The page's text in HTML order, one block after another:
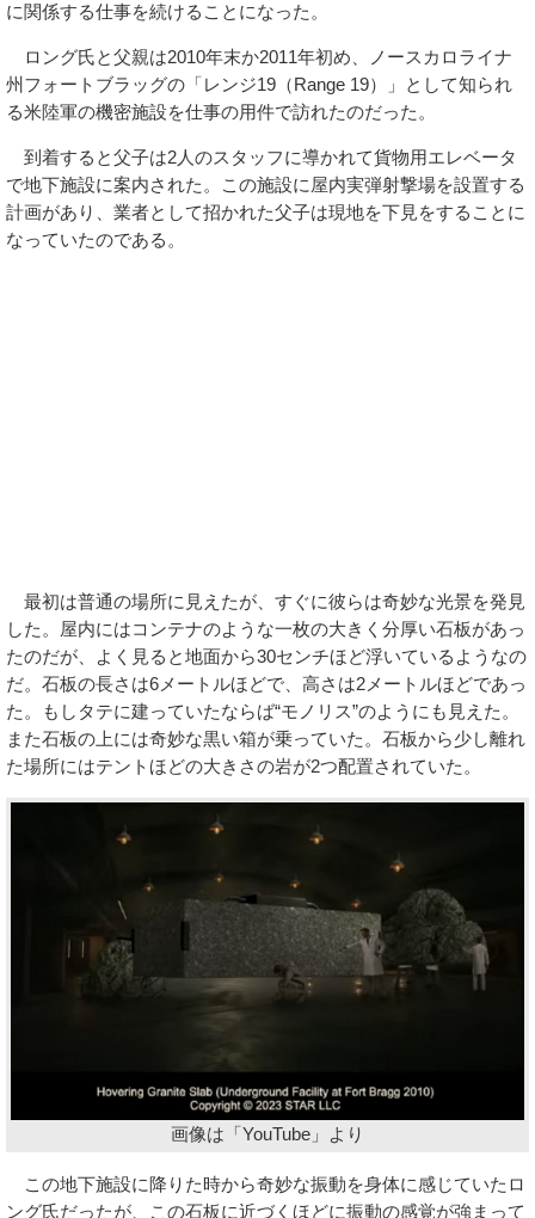
に関係する仕事を続けることになった。
ロング氏と父親は2010年末か2011年初め、ノースカロライナ
州フォートブラッグの「レンジ19（Range 19）」として知られ
る米陸軍の機密施設を仕事の用件で訪れたのだった。
到着すると父子は2人のスタッフに導かれて貨物用エレベータ
で地下施設に案内された。この施設に屋内実弾射撃場を設置する
計画があり、業者として招かれた父子は現地を下見をすることに
なっていたのである。
最初は普通の場所に見えたが、すぐに彼らは奇妙な光景を発見
した。屋内にはコンテナのような一枚の大きく分厚い石板があっ
たのだが、よく見ると地面から30センチほど浮いているようなの
だ。石板の長さは6メートルほどで、高さは2メートルほどであっ
た。もしタテに建っていたならば“モノリス”のようにも見えた。
また石板の上には奇妙な黒い箱が乗っていた。石板から少し離れ
た場所にはテントほどの大きさの岩が2つ配置されていた。
画像は「YouTube」より
この地下施設に降りた時から奇妙な振動を身体に感じていたロ
ング氏だったが、この石板に近づくほどに振動の感覚が強まって